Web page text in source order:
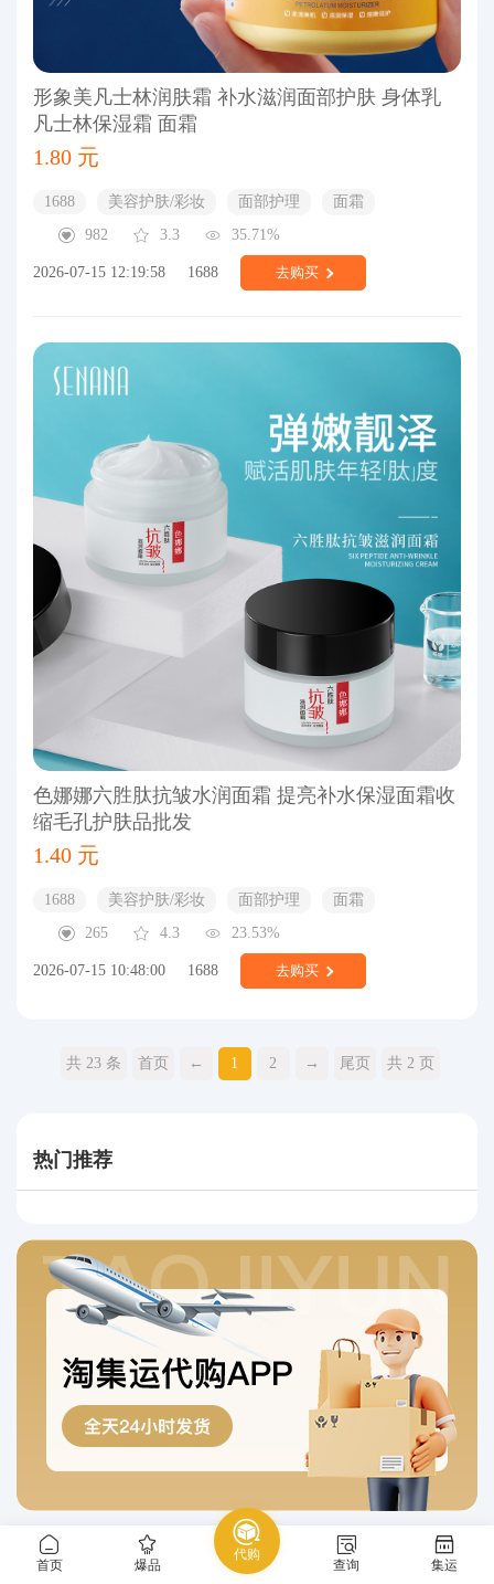
首页 爆品
代购
查询 集运
形象美凡士林润肤霜 补水滋润面部护肤 身体乳
凡士林保湿霜 面霜
1.80 元
1688 美容护肤/彩妆 面部护理
面霜
982
3.3 35.71%
2026-07-15 12:19:58 1688 去购买
色娜娜六胜肽抗皱水润面霜 提亮补水保湿面霜收
缩毛孔护肤品批发
1.40 元
1688 美容护肤/彩妆 面部护理
面霜
265
4.3 23.53%
2026-07-15 10:48:00 1688 去购买
共 23 条 首页 ← 1 2 → 尾页 共 2 页
热门推荐
最新好价 热门好价